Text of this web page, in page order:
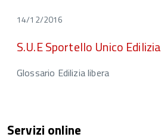
14/12/2016
S.U.E Sportello Unico Edilizia
Glossario Edilizia libera
Servizi online